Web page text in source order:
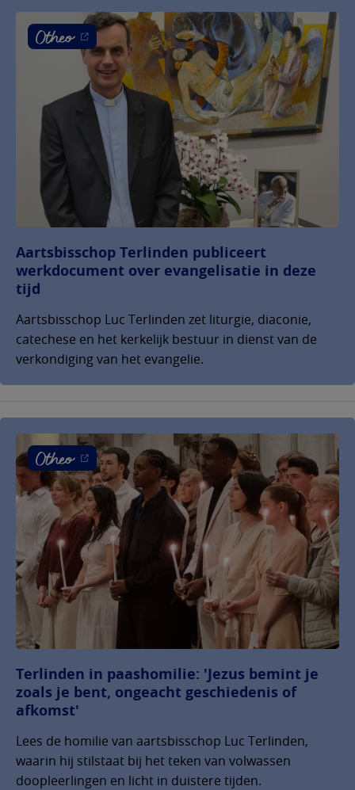
Aartsbisschop Terlinden publiceert
werkdocument over evangelisatie in deze
tijd
Aartsbisschop Luc Terlinden zet liturgie, diaconie,
catechese en het kerkelijk bestuur in dienst van de
verkondiging van het evangelie.
Terlinden in paashomilie: 'Jezus bemint je
zoals je bent, ongeacht geschiedenis of
afkomst'
Lees de homilie van aartsbisschop Luc Terlinden,
waarin hij stilstaat bij het teken van volwassen
doopleerlingen en licht in duistere tijden.